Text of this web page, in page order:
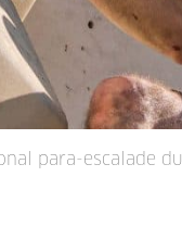
para-escalade du